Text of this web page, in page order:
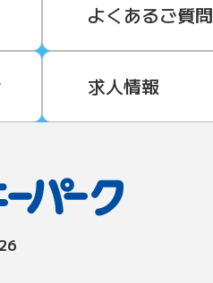
よくあるご質問
求人情報